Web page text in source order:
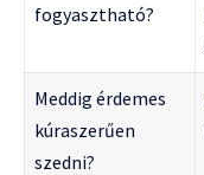
fogyasztható?
Meddig érdemes
kúraszerűen
szedni?